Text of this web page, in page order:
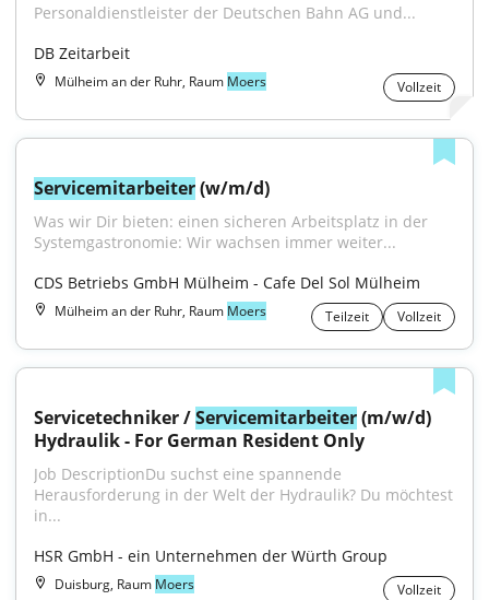
Personaldienstleister der Deutschen Bahn AG und...
DB Zeitarbeit
Mülheim an der Ruhr, Raum Moers Vollzeit
Servicemitarbeiter (w/m/d)
Was wir Dir bieten: einen sicheren Arbeitsplatz in der
Systemgastronomie: Wir wachsen immer weiter...
CDS Betriebs GmbH Mülheim - Cafe Del Sol Mülheim
Mülheim an der Ruhr, Raum Moers Teilzeit Vollzeit
Servicetechniker / Servicemitarbeiter (m/w/d)
Hydraulik - For German Resident Only
Job DescriptionDu suchst eine spannende
Herausforderung in der Welt der Hydraulik? Du möchtest
in...
HSR GmbH - ein Unternehmen der Würth Group
Duisburg, Raum Moers Vollzeit